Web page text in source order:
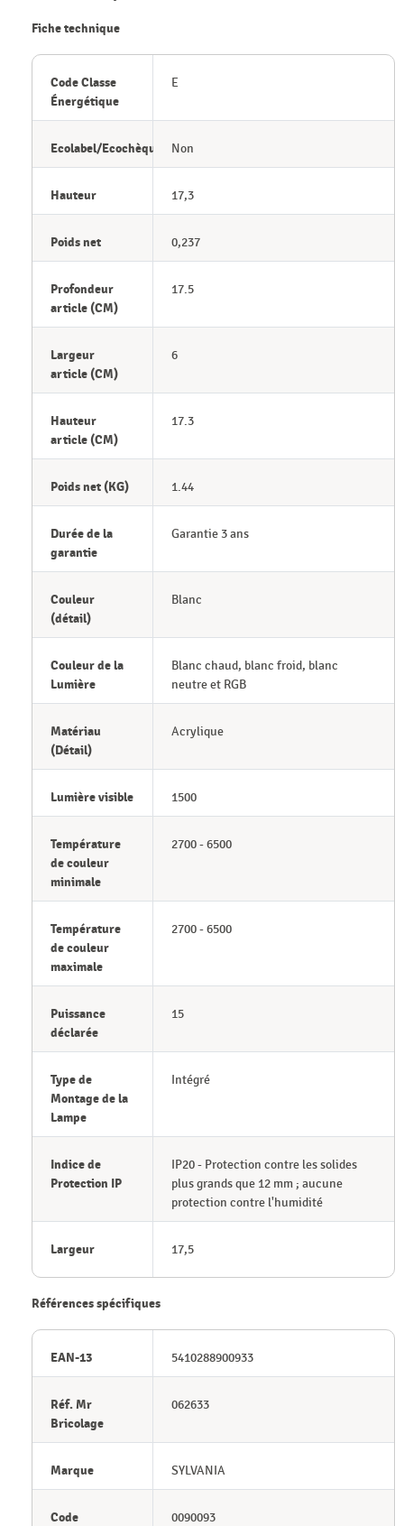
Fiche technique
Code Classe
Énergétique
E
Ecolabel/Ecochèque Non
Hauteur 17,3
Poids net 0,237
Profondeur
article (CM)
17.5
Largeur
article (CM)
6
Hauteur
article (CM)
17.3
Poids net (KG) 1.44
Durée de la
garantie
Garantie 3 ans
Couleur
(détail)
Blanc
Couleur de la
Lumière
Blanc chaud, blanc froid, blanc
neutre et RGB
Matériau
(Détail)
Acrylique
Lumière visible 1500
Température
de couleur
minimale
2700 - 6500
Température
de couleur
maximale
2700 - 6500
Puissance
déclarée
15
Type de
Montage de la
Lampe
Intégré
Indice de
Protection IP
IP20 - Protection contre les solides
plus grands que 12 mm ; aucune
protection contre l'humidité
Largeur 17,5
Références spécifiques
EAN-13 5410288900933
Réf. Mr
Bricolage
062633
Marque SYLVANIA
Code
0090093